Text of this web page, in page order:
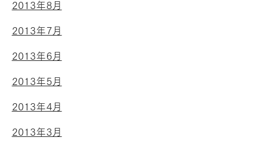
2013年8月
2013年7月
2013年6月
2013年5月
2013年4月
2013年3月